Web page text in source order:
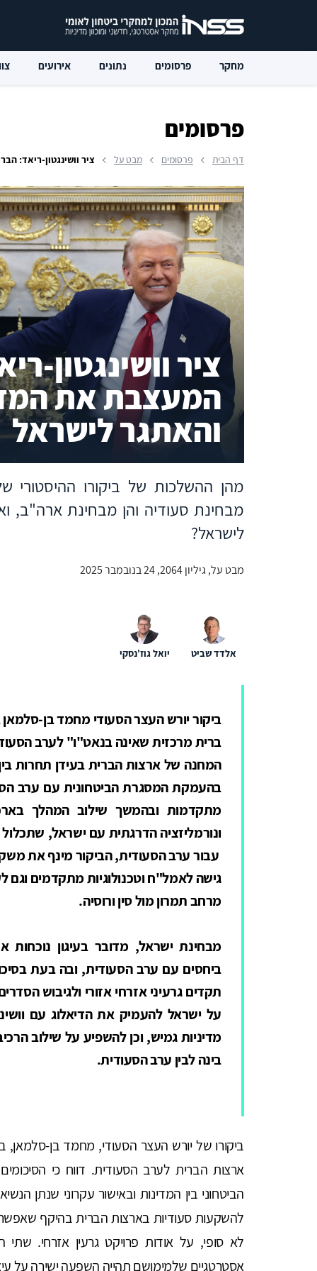
מחקר פרסומים נתונים אירועים
פרסומים
דף הבית פרסומים מבט על ציר וושינגטון-ריאד:
ציר וושינגטון-
המעצבת את
והאתגר לישראל
מהן ההשלכות של ביקורו ההיסטורי
מבחינת סעודיה והן מבחינת ארה"ב,
לישראל?
מבט על, גיליון 2064, 24 בנובמבר 2025
אלדד שביט יואל גוז'נסקי
ביקור יורש העצר הסעודי מחמד בן-
ברית מרכזית שאינה בנאט"ו" לערב
המחנה של ארצות הברית בעידן תחרות
בהעמקת המסגרת הביטחונית עם ערב
מתקדמות ובהמשך שילוב המהלך
ונורמליזציה הדרגתית עם ישראל,
עבור ערב הסעודית, הביקור מינף את
גישה לאמל"ח וטכנולוגיות מתקדמים וגם
מרחב תמרון מול סין ורוסיה.
מבחינת ישראל, מדובר בעיגון נוכחות
ביחסים עם ערב הסעודית, ובה בעת
תקדים גרעיני אזרחי אזורי ולגיבוש
על ישראל להעמיק את הדיאלוג עם
מדיניות גמיש, וכן להשפיע על שילוב
בינה לבין ערב הסעודית.
ביקורו של יורש העצר הסעודי, מחמד בן-סלמאן,
ארצות הברית לערב הסעודית. דווח כי
להשקעות סעודיות בארצות הברית בהיקף שאפשר
לא סופי, על אודות פרויקט גרעין אזרחי.
אסטרטגיים שלמימושם תהייה השפעה ישירה על